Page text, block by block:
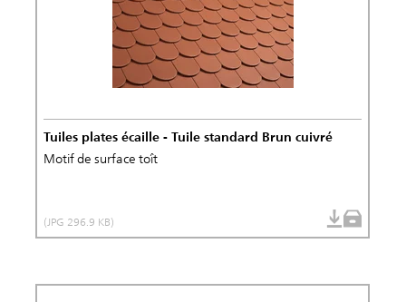
Tuiles plates écaille - Tuile standard Brun cuivré
Motif de surface toît
(JPG 296.9 KB)